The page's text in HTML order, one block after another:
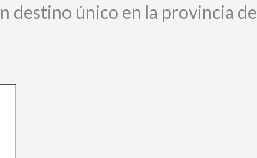
destino único en la provincia de